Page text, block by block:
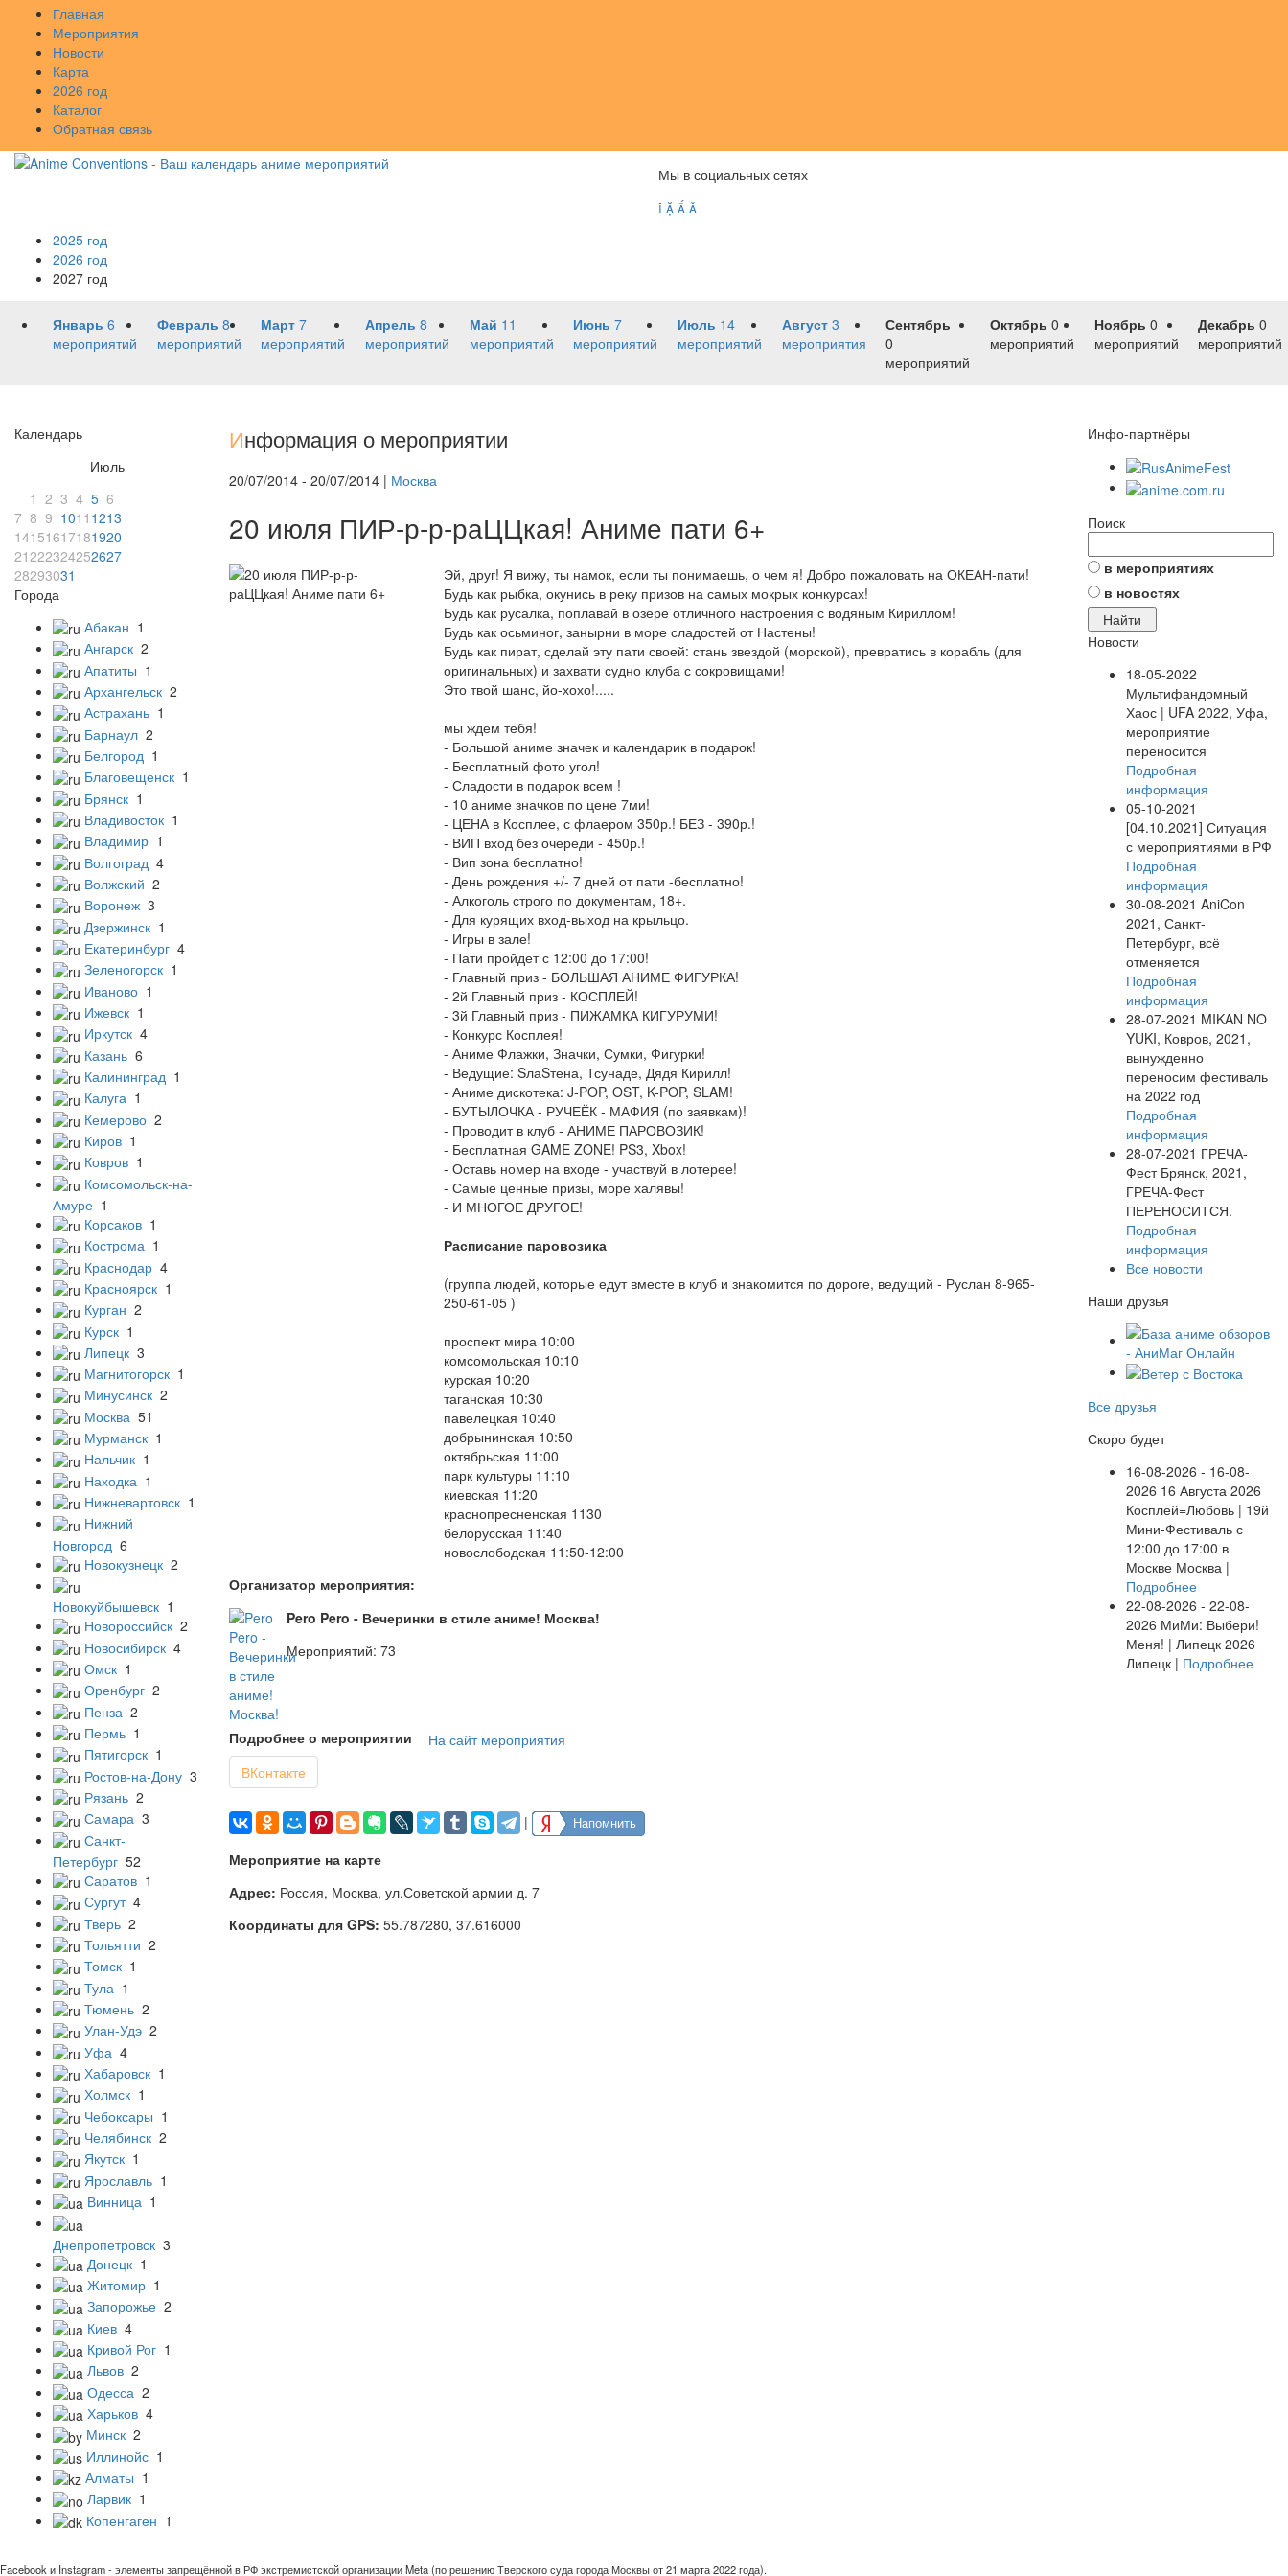
Главная
Мероприятия
Новости
Карта
2026 год
Каталог
Обратная связь
Мы в социальных сетях
   
2025 год
2026 год
2027 год
Январь 6
мероприятий
Февраль 8
мероприятий
Март 7
мероприятий
Апрель 8
мероприятий
Май 11
мероприятий
Июнь 7
мероприятий
Июль 14
мероприятий
Август 3
мероприятия
Сентябрь
0
мероприятий
Октябрь 0
мероприятий
Ноябрь 0
мероприятий
Декабрь 0
мероприятий
Календарь
Июль
1 2 3 4 5 6
7 8 9 1011 1213
14151617181920
21222324252627
28293031
Города
Абакан 1
Ангарск 2
Апатиты 1
Архангельск 2
Астрахань 1
Барнаул 2
Белгород 1
Благовещенск 1
Брянск 1
Владивосток 1
Владимир 1
Волгоград 4
Волжский 2
Воронеж 3
Дзержинск 1
Екатеринбург 4
Зеленогорск 1
Иваново 1
Ижевск 1
Иркутск 4
Казань 6
Калининград 1
Калуга 1
Кемерово 2
Киров 1
Ковров 1
Комсомольск-на-
Амуре 1
Корсаков 1
Кострома 1
Краснодар 4
Красноярск 1
Курган 2
Курск 1
Липецк 3
Магнитогорск 1
Минусинск 2
Москва 51
Мурманск 1
Нальчик 1
Находка 1
Нижневартовск 1
Нижний
Новгород 6
Новокузнецк 2
Новокуйбышевск 1
Новороссийск 2
Новосибирск 4
Омск 1
Оренбург 2
Пенза 2
Пермь 1
Пятигорск 1
Ростов-на-Дону 3
Рязань 2
Самара 3
Санкт-
Петербург 52
Саратов 1
Сургут 4
Тверь 2
Тольятти 2
Томск 1
Тула 1
Тюмень 2
Улан-Удэ 2
Уфа 4
Хабаровск 1
Холмск 1
Чебоксары 1
Челябинск 2
Якутск 1
Ярославль 1
Винница 1
Днепропетровск 3
Донецк 1
Житомир 1
Запорожье 2
Киев 4
Кривой Рог 1
Львов 2
Одесса 2
Харьков 4
Минск 2
Иллинойс 1
Алматы 1
Ларвик 1
Копенгаген 1
Информация о мероприятии
20/07/2014 - 20/07/2014 | Москва
20 июля ПИР-р-р-раЦЦкая! Аниме пати 6+
Эй, друг! Я вижу, ты намок, если ты понимаешь, о чем я! Добро пожаловать на ОКЕАН-пати!
Будь как рыбка, окунись в реку призов на самых мокрых конкурсах!
Будь как русалка, поплавай в озере отличного настроения с водяным Кириллом!
Будь как осьминог, занырни в море сладостей от Настены!
Будь как пират, сделай эту пати своей: стань звездой (морской), превратись в корабль (для
оригинальных) и захвати судно клуба с сокровищами!
Это твой шанс, йо-хохо!.....
мы ждем тебя!
- Большой аниме значек и календарик в подарок!
- Бесплатный фото угол!
- Сладости в подарок всем !
- 10 аниме значков по цене 7ми!
- ЦЕНА в Косплее, с флаером 350р.! БЕЗ - 390р.!
- ВИП вход без очереди - 450р.!
- Вип зона бесплатно!
- День рождения +/- 7 дней от пати -бесплатно!
- Алкоголь строго по документам, 18+.
- Для курящих вход-выход на крыльцо.
- Игры в зале!
- Пати пройдет с 12:00 до 17:00!
- Главный приз - БОЛЬШАЯ АНИМЕ ФИГУРКА!
- 2й Главный приз - КОСПЛЕЙ!
- 3й Главный приз - ПИЖАМКА КИГУРУМИ!
- Конкурс Косплея!
- Аниме Флажки, Значки, Сумки, Фигурки!
- Ведущие: SлаSтена, Тсунаде, Дядя Кирилл!
- Аниме дискотека: J-POP, OST, K-POP, SLAM!
- БУТЫЛОЧКА - РУЧЕЁК - МАФИЯ (по заявкам)!
- Проводит в клуб - АНИМЕ ПАРОВОЗИК!
- Бесплатная GAME ZONE! PS3, Xbox!
- Оставь номер на входе - участвуй в лотерее!
- Самые ценные призы, море халявы!
- И МНОГОЕ ДРУГОЕ!
Расписание паровозика
(группа людей, которые едут вместе в клуб и знакомится по дороге, ведущий - Руслан 8-965-
250-61-05 )
проспект мира 10:00
комсомольская 10:10
курская 10:20
таганская 10:30
павелецкая 10:40
добрынинская 10:50
октябрьская 11:00
парк культуры 11:10
киевская 11:20
краснопресненская 1130
белорусская 11:40
новослободская 11:50-12:00
Организатор мероприятия:
Pero Pero - Вечеринки в стиле аниме! Москва!
Мероприятий: 73
Подробнее о мероприятии
На сайт мероприятия
ВКонтакте
| Напомнить
Мероприятие на карте
Адрес: Россия, Москва, ул.Советской армии д. 7
Координаты для GPS: 55.787280, 37.616000
Инфо-партнёры
Поиск
в мероприятиях
в новостях
Новости
18-05-2022
Мультифандомный
Хаос | UFA 2022, Уфа,
мероприятие
переносится
Подробная
информация
05-10-2021
[04.10.2021] Ситуация
с мероприятиями в РФ
Подробная
информация
30-08-2021 AniCon
2021, Санкт-
Петербург, всё
отменяется
Подробная
информация
28-07-2021 MIKAN NO
YUKI, Ковров, 2021,
вынужденно
переносим фестиваль
на 2022 год
Подробная
информация
28-07-2021 ГРЕЧА-
Фест Брянск, 2021,
ГРЕЧА-Фест
ПЕРЕНОСИТСЯ.
Подробная
информация
Все новости
Наши друзья
Все друзья
Скоро будет
16-08-2026 - 16-08-
2026 16 Августа 2026
Косплей=Любовь | 19й
Мини-Фестиваль с
12:00 до 17:00 в
Москве Москва |
Подробнее
22-08-2026 - 22-08-
2026 МиМи: Выбери!
Меня! | Липецк 2026
Липецк | Подробнее
Facebook и Instagram - элементы запрещённой в РФ экстремистской организации Meta (по решению Тверского суда города Москвы от 21 марта 2022 года).